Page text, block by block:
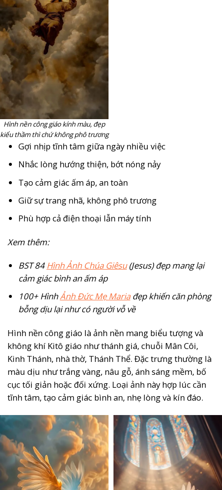
Hình nền công giáo kính màu, đẹp
kiểu thầm thì chứ không phô trương
Gợi nhịp tĩnh tâm giữa ngày nhiều việc
Nhắc lòng hướng thiện, bớt nóng nảy
Tạo cảm giác ấm áp, an toàn
Giữ sự trang nhã, không phô trương
Phù hợp cả điện thoại lẫn máy tính
Xem thêm:
BST 84Hình Ảnh Chúa Giêsu(Jesus) đẹp mang lại
cảm giác bình an ấm áp
100+ HìnhẢnh Đức Mẹ Mariađẹp khiến căn phòng
bỗng dịu lại như có người vỗ về
Hình nền công giáo là ảnh nền mang biểu tượng và
không khí Kitô giáo như thánh giá, chuỗi Mân Côi,
Kinh Thánh, nhà thờ, Thánh Thể. Đặc trưng thường là
màu dịu như trắng vàng, nâu gỗ, ánh sáng mềm, bố
cục tối giản hoặc đối xứng. Loại ảnh này hợp lúc cần
tĩnh tâm, tạo cảm giác bình an, nhẹ lòng và kín đáo.